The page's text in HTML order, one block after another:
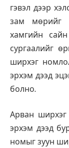
гэвэл дээр
зам мөрийг
хамгийн
сургаалийг
ширхэг
эрхэм дээд
болно.
Арван
эрхэм дээд
номыг зуун